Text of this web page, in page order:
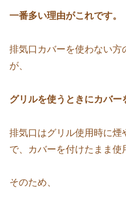
一番多い理由がこれです。
排気口カバーを使わない
が、
グリルを使うときにカバー
排気口はグリル使用時に
で、カバーを付けたまま使
そのため、